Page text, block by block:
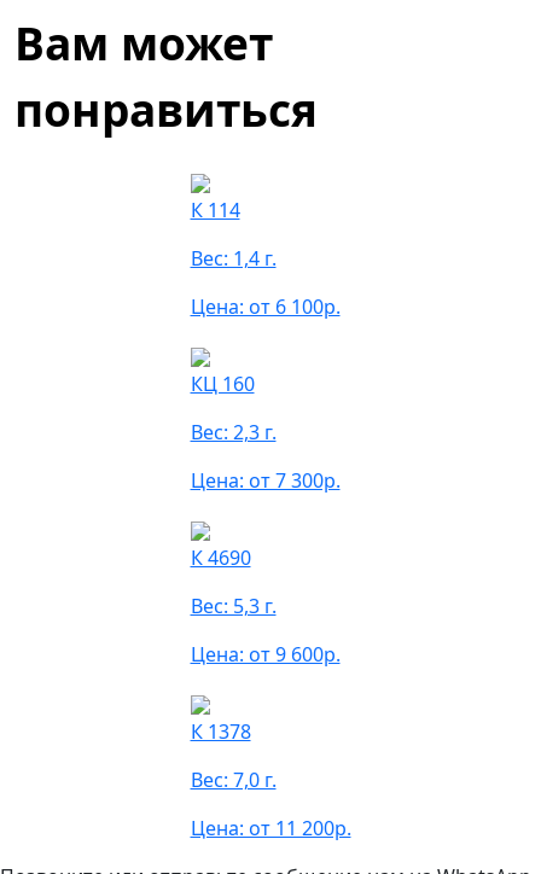
Вам может
понравиться
К 114
Вес: 1,4 г.
Цена: от 6 100р.
КЦ 160
Вес: 2,3 г.
Цена: от 7 300р.
К 4690
Вес: 5,3 г.
Цена: от 9 600р.
К 1378
Вес: 7,0 г.
Цена: от 11 200р.